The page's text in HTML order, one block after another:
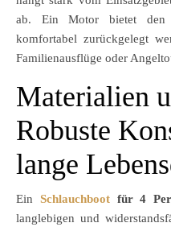
ab. Ein Motor bietet den
komfortabel zurückgelegt
Familienausflüge oder
Materialien
Robuste
lange
Ein Schlauchbootfür 4
langlebigen und